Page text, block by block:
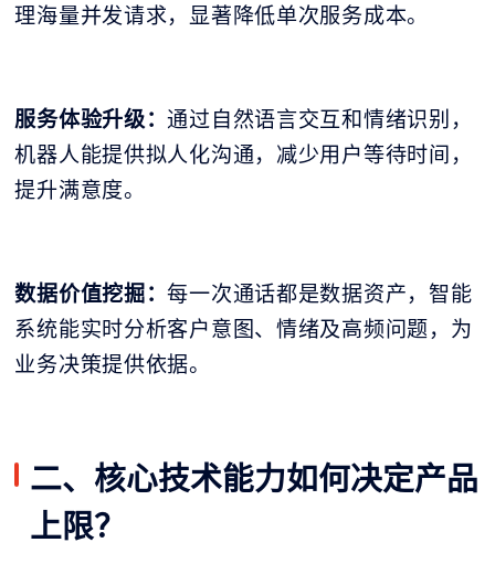
理海量并发请求，显著降低单次服务成本。
服务体验升级：通过自然语言交互和情绪识别，
机器人能提供拟人化沟通，减少用户等待时间，
提升满意度。
数据价值挖掘：每一次通话都是数据资产，智能
系统能实时分析客户意图、情绪及高频问题，为
业务决策提供依据。
二、核心技术能力如何决定产品
上限？